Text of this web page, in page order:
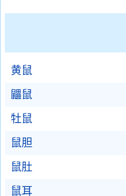
黄鼠
鼺鼠
牡鼠
鼠胆
鼠肚
鼠耳